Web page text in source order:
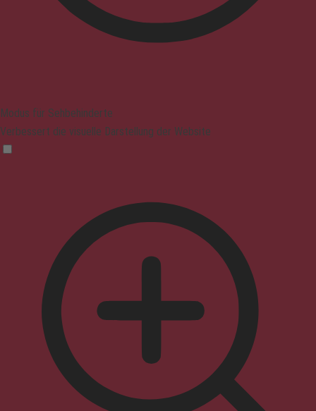
Modus für Sehbehinderte
Verbessert die visuelle Darstellung der Website